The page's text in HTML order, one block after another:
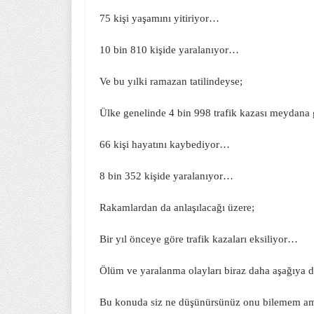
75 kişi yaşamını yitiriyor…
10 bin 810 kişide yaralanıyor…
Ve bu yılki ramazan tatilindeyse;
Ülke genelinde 4 bin 998 trafik kazası
66 kişi hayatını kaybediyor…
8 bin 352 kişide yaralanıyor…
Rakamlardan da anlaşılacağı üzere;
Bir yıl önceye göre trafik kazaları eksiliyor…
Ölüm ve yaralanma olayları biraz daha aşağıya
Bu konuda siz ne düşünürsünüz onu bilemem